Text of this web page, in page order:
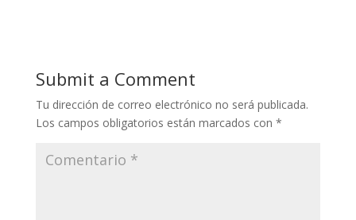
Submit a Comment
Tu dirección de correo electrónico no será publicada.
Los campos obligatorios están marcados con *